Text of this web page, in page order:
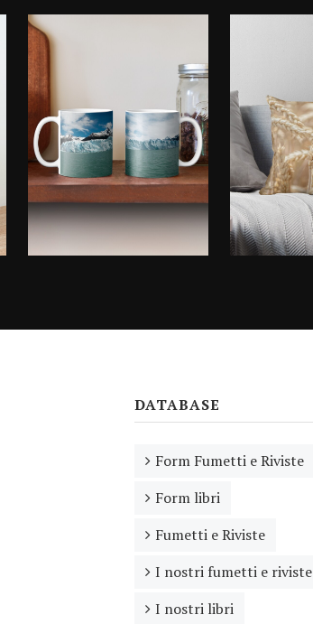
DATABASE
Form Fumetti e Riviste
Form libri
Fumetti e Riviste
I nostri fumetti e riviste
I nostri libri